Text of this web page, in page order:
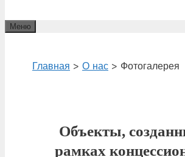
Меню
Главная > О нас > Фотогалерея
Объекты,
рамках